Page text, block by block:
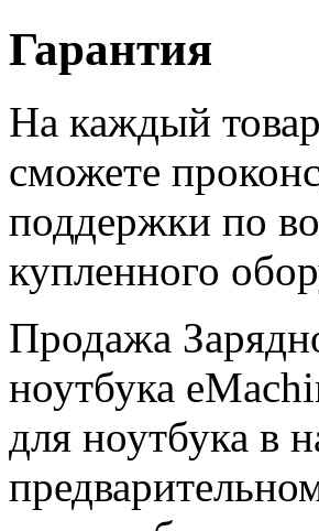
Гарантия
На каждый
сможете
поддержки по
купленного
Продажа
ноутбука
для ноутбука в